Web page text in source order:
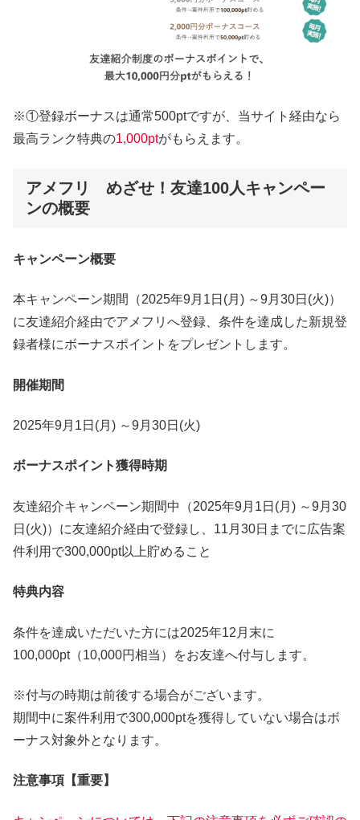
※①登録ボーナスは通常500ptですが、当サイト経由なら
最高ランク特典の1,000ptがもらえます。
アメフリ めざせ！友達100人キャンペー
ンの概要
キャンペーン概要
本キャンペーン期間（2025年9月1日(月) ～9月30日(火)）
に友達紹介経由でアメフリへ登録、条件を達成した新規登
録者様にボーナスポイントをプレゼントします。
開催期間
2025年9月1日(月) ～9月30日(火)
ボーナスポイント獲得時期
友達紹介キャンペーン期間中（2025年9月1日(月) ～9月30
日(火)）に友達紹介経由で登録し、11月30日までに広告案
件利用で300,000pt以上貯めること
特典内容
条件を達成いただいた方には2025年12月末に
100,000pt（10,000円相当）をお友達へ付与します。
※付与の時期は前後する場合がございます。
期間中に案件利用で300,000ptを獲得していない場合はボ
ーナス対象外となります。
注意事項【重要】